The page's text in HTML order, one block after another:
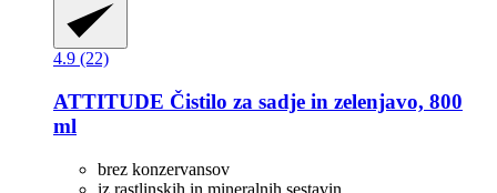
4.9 (22)
ATTITUDE Čistilo za sadje in zelenjavo, 800
ml
brez konzervansov
iz rastlinskih in mineralnih sestavin